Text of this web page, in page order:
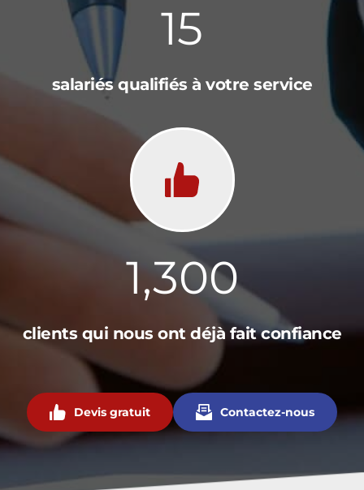
15
salariés qualifiés à votre service
1,300
clients qui nous ont déjà fait confiance
Devis gratuit Contactez-nous